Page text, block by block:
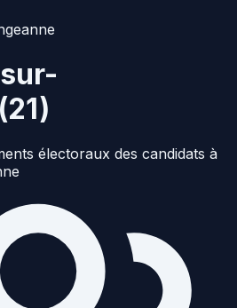
(21)
électoraux des candidats à